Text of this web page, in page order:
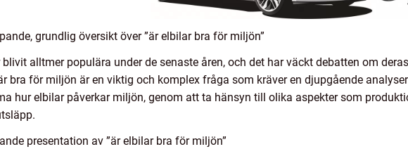
grundlig översikt över ”är elbilar bra för miljön”
blivit alltmer populära under de senaste åren, och det har väckt debatten om
bra för miljön är en viktig och komplex fråga som kräver en djupgående
hur elbilar påverkar miljön, genom att ta hänsyn till olika aspekter som
presentation av ”är elbilar bra för miljön”